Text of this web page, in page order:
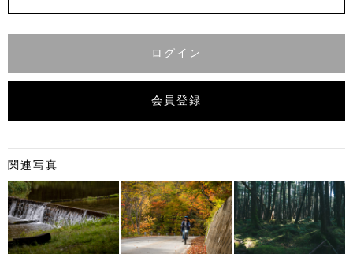
ログイン
会員登録
関連写真